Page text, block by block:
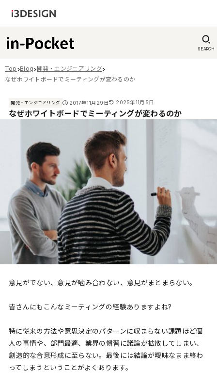
SEARCH
Top Blog
開発・エンジニアリング
なぜホワイトボードでミーティングが変わるのか
開発・エンジニアリング 2017年11月29日 2025年11月5日
なぜホワイトボードでミーティングが変わるのか
意見がでない、意見が噛み合わない、意見がまとまらない。
皆さんにもこんなミーティングの経験ありますよね?
特に従来の方法や意思決定のパターンに収まらない課題ほど個
人の事情や、部門最適、業界の慣習に議論が拡散してしまい、
創造的な合意形成に至らない。最後には結論が曖昧なまま終わ
ってしまうということがよくあります。